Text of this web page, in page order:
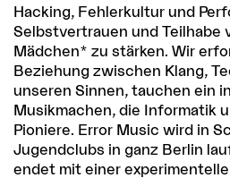
Hacking, Fehlerkultur und
Selbstvertrauen und Teilhabe
Mädchen* zu stärken. Wir
Beziehung zwischen Klang,
unseren Sinnen, tauchen ein
Musikmachen, die Informatik
Pioniere. Error Music wird in
Jugendclubs in ganz Berlin
endet mit einer